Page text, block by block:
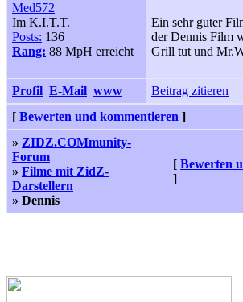
Med572
Im K.I.T.T.
Posts: 136
Rang: 88 MpH erreicht
Ein sehr guter
der Dennis Film
Grill tut und
Profil E-Mail www
Beitrag zitieren
[ Bewerten und kommentieren ]
» ZIDZ.COMmunity-
Forum
» Filme mit ZidZ-
Darstellern
» Dennis
[ Bewerten
]